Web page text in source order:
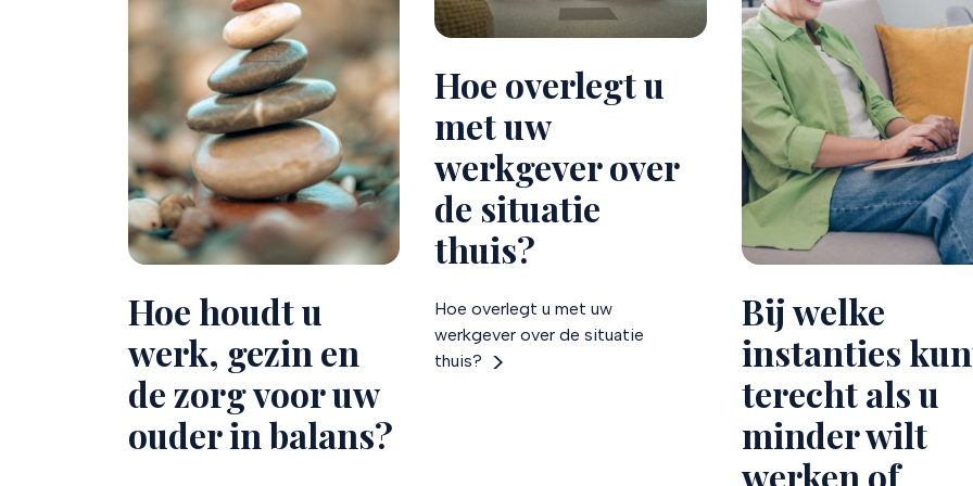
Hoe houdt u
werk, gezin en
de zorg voor uw
ouder in balans?
Hoe overlegt u
met uw
werkgever over
de situatie
thuis?
Hoe overlegt u met uw
werkgever over de situatie
thuis?
Bij welke
instanties
terecht als u
minder wilt
werken of